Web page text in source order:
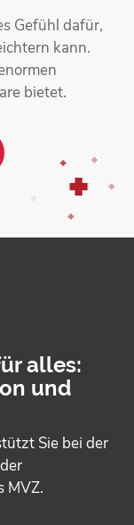
Gefühl dafür,
kann.
bietet.
alles:
und
Sie bei der
MVZ.